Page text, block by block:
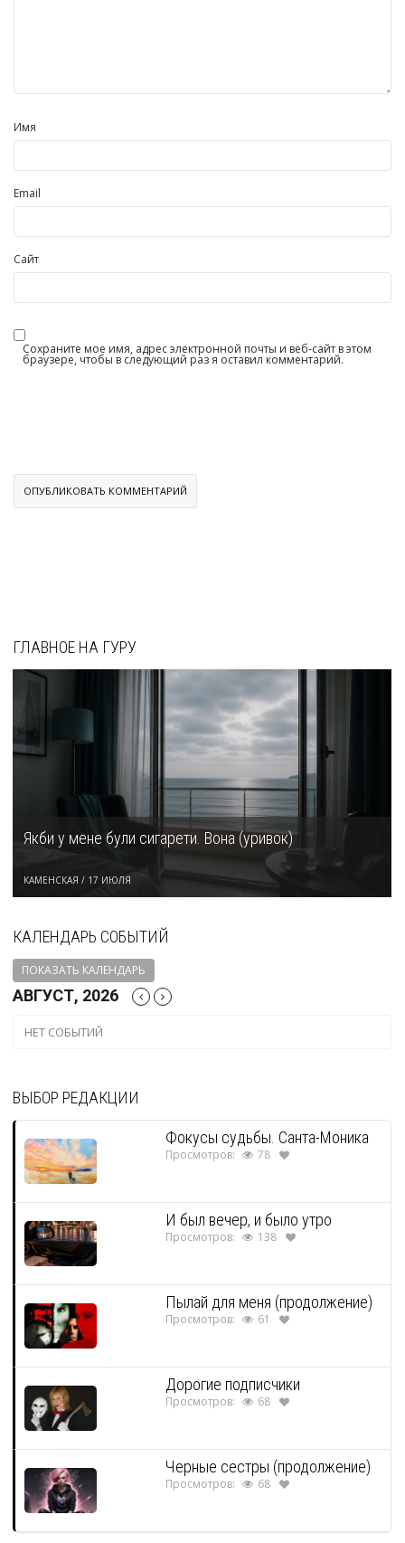
Имя
Email
Сайт
Сохраните мое имя, адрес электронной почты и веб-сайт в этом
браузере, чтобы в следующий раз я оставил комментарий.
ГЛАВНОЕ НА ГУРУ
Якби у мене були сигарети. Вона (уривок)
КАМЕНСКАЯ / 17 ИЮЛЯ
КАЛЕНДАРЬ СОБЫТИЙ
ПОКАЗАТЬ КАЛЕНДАРЬ
АВГУСТ, 2026
НЕТ СОБЫТИЙ
ВЫБОР РЕДАКЦИИ
Фокусы судьбы. Санта-Моника
Просмотров: 78
И был вечер, и было утро
Просмотров: 138
Пылай для меня (продолжение)
Просмотров: 61
Дорогие подписчики
Просмотров: 68
Черные сестры (продолжение)
Просмотров: 68